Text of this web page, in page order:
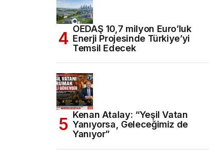
OEDAŞ 10,7 milyon Euro’luk
Enerji Projesinde Türkiye’yi
Temsil Edecek
Kenan Atalay: “Yeşil Vatan
Yanıyorsa, Geleceğimiz de
Yanıyor”